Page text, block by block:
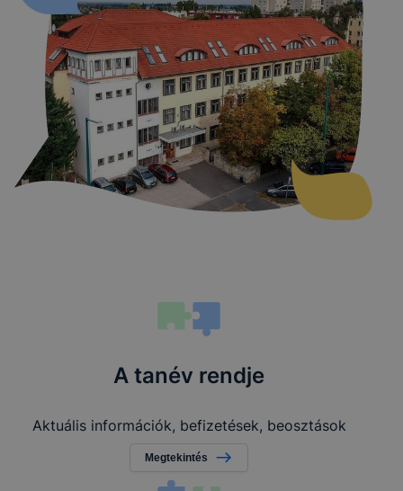
A tanév rendje
Aktuális információk, befizetések, beosztások
Megtekintés